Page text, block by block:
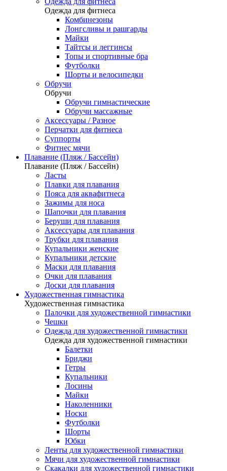
Одежда для фитнеса
Комбинезоны
Лонгсливы и рашгарды
Майки
Тайтсы и леггинсы
Топы и спортивные бра
Футболки
Шорты и велосипедки
Обручи
Обручи
Обручи гимнастические
Обручи массажные
Аксессуары / Разное
Перчатки для фитнеса
Суппорты
Фитнес мячи
Плавание (Пляж / Бассейн)
Плавание (Пляж / Бассейн)
Ласты
Плавки для плавания
Пояса для аквафитнеса
Зажимы для носа
Шапочки для плавания
Беруши для плавания
Аксессуары для плавания
Трубки для плавания
Купальники женские
Купальники детские
Маски для плавания
Очки для плавания
Доски для плавания
Художественная гимнастика
Художественная гимнастика
Палочки для художественной гимнастики
Чешки
Одежда для художественной гимнастики
Одежда для художественной гимнастики
Балетки
Бриджи
Гетры
Купальники
Лосины
Майки
Наколенники
Носки
Футболки
Шорты
Юбки
Ленты для художественной гимнастики
Мячи для художественной гимнастики
Скакалки для художественной гимнастики